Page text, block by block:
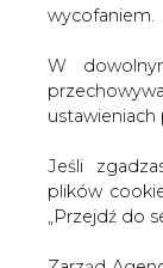
Więcej
przez nas
informacje
prawach,